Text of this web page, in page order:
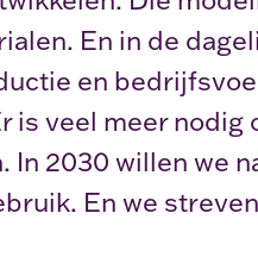
En in de
en
is veel meer
In 2030 willen we
En we